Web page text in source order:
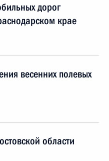
дорог
крае
весенних полевых
области